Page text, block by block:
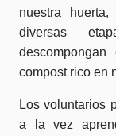
nuestra
diversas
compost rico en
Los voluntarios
a la vez